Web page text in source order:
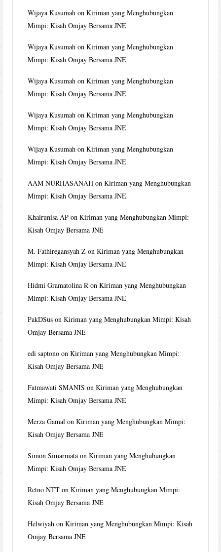
Wijaya Kusumah onKiriman yang Menghubungkan
Mimpi: Kisah Omjay Bersama JNE
Wijaya Kusumah onKiriman yang Menghubungkan
Mimpi: Kisah Omjay Bersama JNE
Wijaya Kusumah onKiriman yang Menghubungkan
Mimpi: Kisah Omjay Bersama JNE
Wijaya Kusumah onKiriman yang Menghubungkan
Mimpi: Kisah Omjay Bersama JNE
Wijaya Kusumah onKiriman yang Menghubungkan
Mimpi: Kisah Omjay Bersama JNE
AAM NURHASANAH onKiriman yang Menghubungkan
Mimpi: Kisah Omjay Bersama JNE
Khairunisa AP onKiriman yang Menghubungkan Mimpi:
Kisah Omjay Bersama JNE
M. Fathiregansyah Z onKiriman yang Menghubungkan
Mimpi: Kisah Omjay Bersama JNE
Hidmi Gramatolina R onKiriman yang Menghubungkan
Mimpi: Kisah Omjay Bersama JNE
PakDSus onKiriman yang Menghubungkan Mimpi: Kisah
Omjay Bersama JNE
edi saptono onKiriman yang Menghubungkan Mimpi:
Kisah Omjay Bersama JNE
Fatmawati SMANIS onKiriman yang Menghubungkan
Mimpi: Kisah Omjay Bersama JNE
Merza Gamal onKiriman yang Menghubungkan Mimpi:
Kisah Omjay Bersama JNE
Simon Simarmata onKiriman yang Menghubungkan
Mimpi: Kisah Omjay Bersama JNE
Retno NTT onKiriman yang Menghubungkan Mimpi:
Kisah Omjay Bersama JNE
Helwiyah onKiriman yang Menghubungkan Mimpi: Kisah
Omjay Bersama JNE